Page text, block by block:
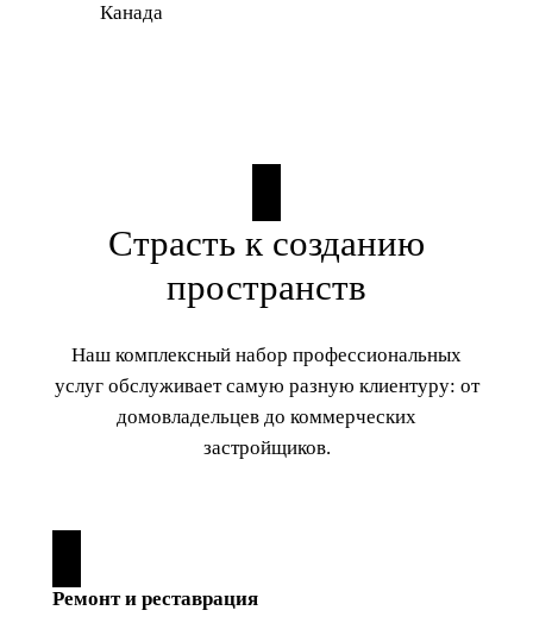
Страсть к созданию
пространств
Наш комплексный набор профессиональных
услуг обслуживает самую разную клиентуру: от
домовладельцев до коммерческих
застройщиков.
Ремонт и реставрация